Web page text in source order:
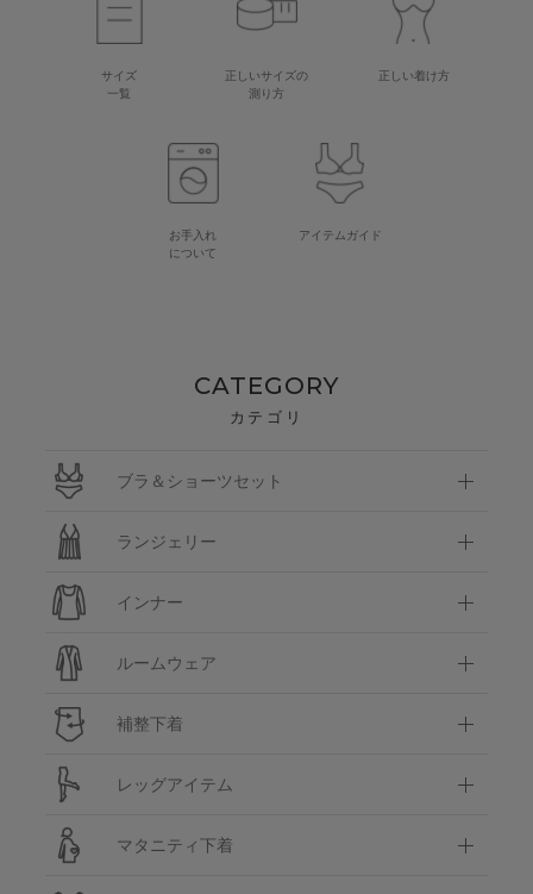
サイズ
一覧
正しいサイズの
測り方
正しい着け方
お手入れ
について
アイテムガイド
CATEGORY
カテゴリ
ブラ＆ショーツセット
ランジェリー
インナー
ルームウェア
補整下着
レッグアイテム
マタニティ下着